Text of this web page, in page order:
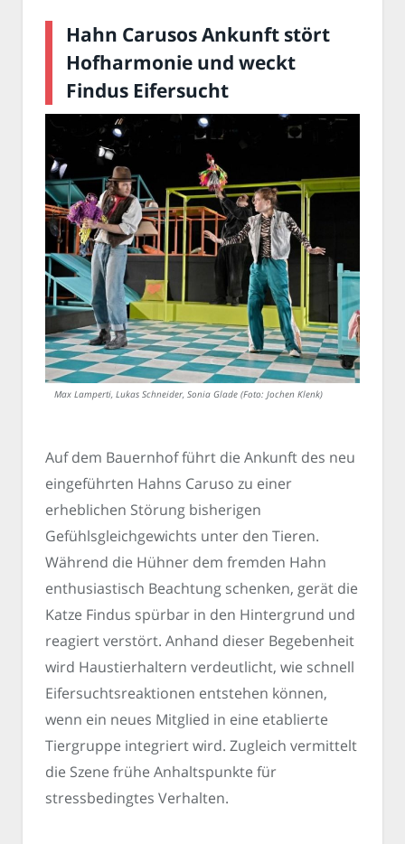
Hahn Carusos Ankunft stört
Hofharmonie und weckt
Findus Eifersucht
Max Lamperti, Lukas Schneider, Sonia Glade (Foto: Jochen Klenk)
Auf dem Bauernhof führt die Ankunft des neu
eingeführten Hahns Caruso zu einer
erheblichen Störung bisherigen
Gefühlsgleichgewichts unter den Tieren.
Während die Hühner dem fremden Hahn
enthusiastisch Beachtung schenken, gerät die
Katze Findus spürbar in den Hintergrund und
reagiert verstört. Anhand dieser Begebenheit
wird Haustierhaltern verdeutlicht, wie schnell
Eifersuchtsreaktionen entstehen können,
wenn ein neues Mitglied in eine etablierte
Tiergruppe integriert wird. Zugleich vermittelt
die Szene frühe Anhaltspunkte für
stressbedingtes Verhalten.